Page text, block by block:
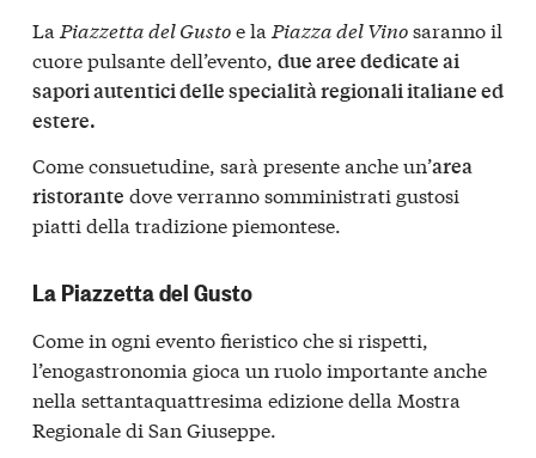
La Piazzetta del Gustoe la Piazza del Vinosaranno il
cuore pulsante dell’evento, due aree dedicate ai
sapori autentici delle specialità regionali italiane ed
estere.
Come consuetudine, sarà presente anche un’area
ristorante dove verranno somministrati gustosi
piatti della tradizione piemontese.
La Piazzetta del Gusto
Come in ogni evento fieristico che si rispetti,
l’enogastronomia gioca un ruolo importante anche
nella settantaquattresima edizione della Mostra
Regionale di San Giuseppe.